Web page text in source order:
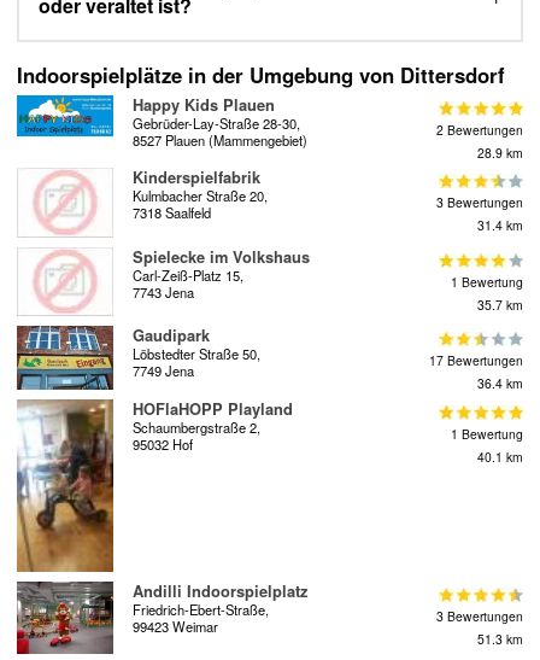
oder veraltet ist?
Indoorspielplätze in der Umgebung von Dittersdorf
Happy Kids Plauen
Gebrüder-Lay-Straße 28-30,
8527 Plauen (Mammengebiet)
2 Bewertungen
28.9 km
Kinderspielfabrik
Kulmbacher Straße 20,
7318 Saalfeld
3 Bewertungen
31.4 km
Spielecke im Volkshaus
Carl-Zeiß-Platz 15,
7743 Jena
1 Bewertung
35.7 km
Gaudipark
Löbstedter Straße 50,
7749 Jena
17 Bewertungen
36.4 km
HOFlaHOPP Playland
Schaumbergstraße 2,
95032 Hof
1 Bewertung
40.1 km
Andilli Indoorspielplatz
Friedrich-Ebert-Straße,
99423 Weimar
3 Bewertungen
51.3 km